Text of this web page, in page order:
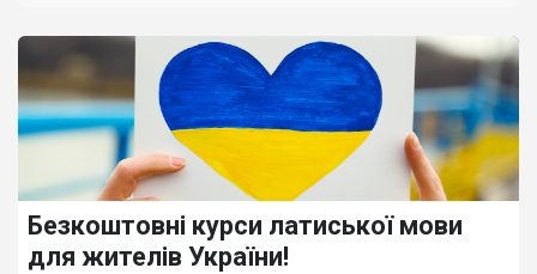
Безкоштовні курси латиської мови
для жителів України!